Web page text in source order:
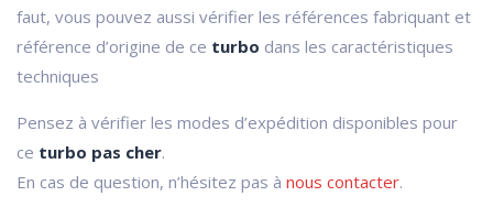
faut, vous pouvez aussi vérifier les références fabriquant et
référence d’origine de ce turbo dans les caractéristiques
techniques
Pensez à vérifier les modes d’expédition disponibles pour
ce turbo pas cher.
En cas de question, n’hésitez pas à nous contacter.